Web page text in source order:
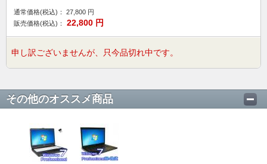
通常価格(税込)： 27,800 円
販売価格(税込)：
22,800 円
申し訳ございませんが、只今品切れ中です。
その他のオススメ商品